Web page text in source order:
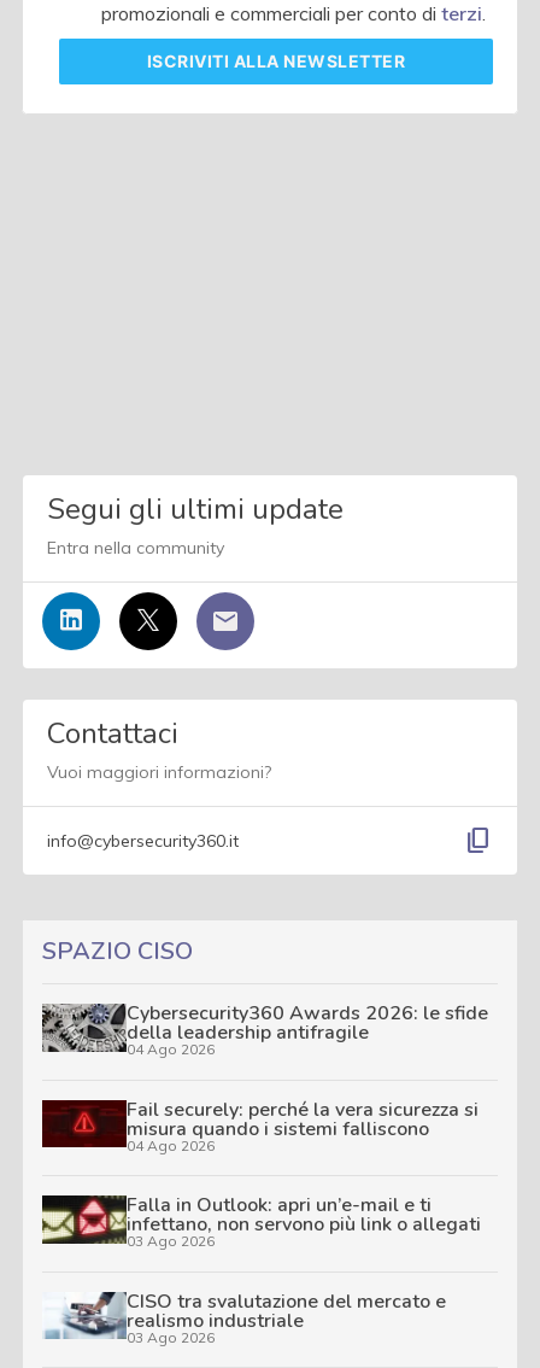
promozionali e commerciali per conto diterzi.
ISCRIVITI ALLA NEWSLETTER
Segui gli ultimi update
Entra nella community
Contattaci
Vuoi maggiori informazioni?
info@cybersecurity360.it content_copy
SPAZIO CISO
Cybersecurity360 Awards 2026: le sfide
della leadership antifragile
04 Ago 2026
Fail securely: perché la vera sicurezza si
misura quando i sistemi falliscono
04 Ago 2026
Falla in Outlook: apri un’e-mail e ti
infettano, non servono più link o allegati
03 Ago 2026
CISO tra svalutazione del mercato e
realismo industriale
03 Ago 2026